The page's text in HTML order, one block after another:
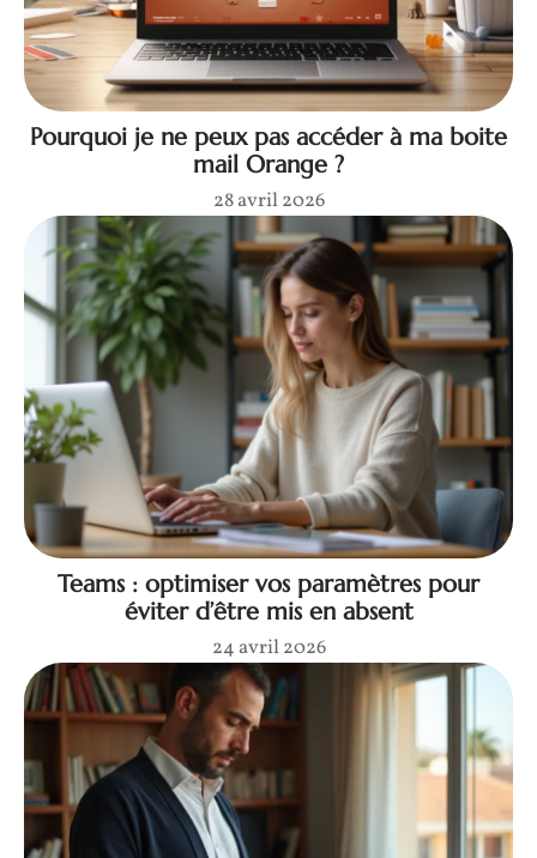
Pourquoi je ne peux pas accéder à ma boite
mail Orange ?
28 avril 2026
Teams : optimiser vos paramètres pour
éviter d’être mis en absent
24 avril 2026